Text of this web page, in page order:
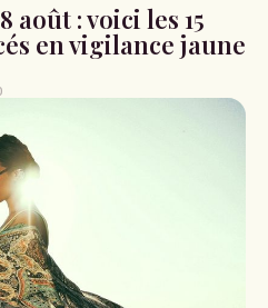
août : voici les 15
en vigilance jaune